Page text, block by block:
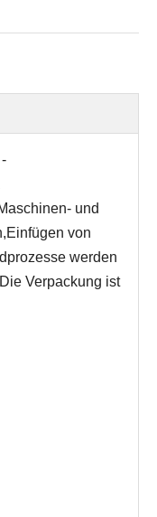
und
Einfügen von
werden
Verpackung ist